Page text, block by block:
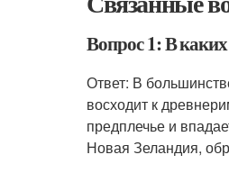
Вопрос 1: В
Ответ: В
восходит к
предплечье и
Новая Зеландия,